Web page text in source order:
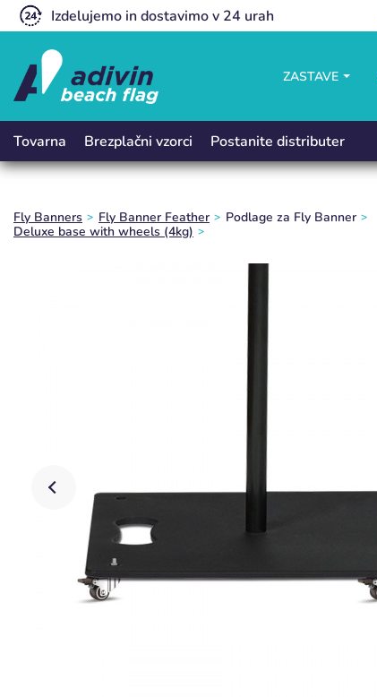
Izdelujemo in dostavimo v 24 urah
ZASTAVE
Tovarna Brezplačni vzorci Postanite distributer
Fly Banners Fly Banner Feather
Podlage za Fly Banner
Deluxe base with wheels (4kg)